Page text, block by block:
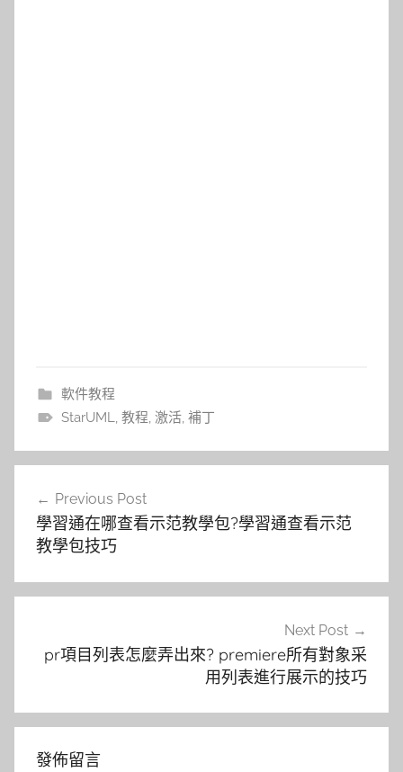
軟件教程
StarUML, 教程, 激活, 補丁
導
覽
Previous Post
學習通在哪查看示范教學包?學習通查看示范
教學包技巧
Next Post
pr項目列表怎麼弄出來? premiere所有對象采
用列表進行展示的技巧
發佈留言